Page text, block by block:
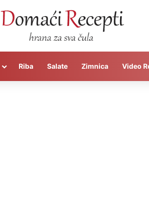
Riba Salate Zimnica Video